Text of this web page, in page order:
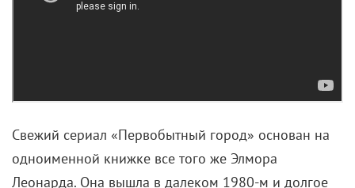
одноименной книжке все того же Элмора
Леонарда. Она вышла в далеком 1980-м и долгое